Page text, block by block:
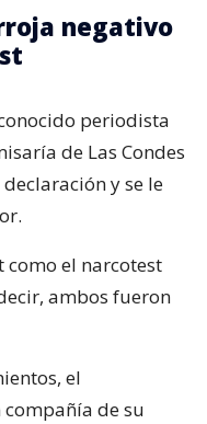
negativo
periodista
de Las Condes
y se le
como el narcotest
ambos fueron
el
de su